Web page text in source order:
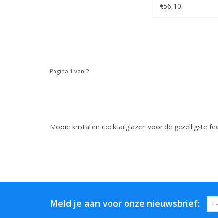
Martiniglas 86 -
€56,10
Pagina 1 van 2
Mooie kristallen cocktailglazen voor de gezelligste
Meld je aan voor onze nieuwsbrief: